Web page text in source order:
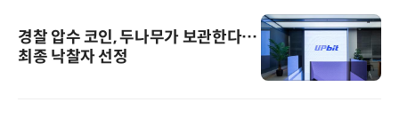
경찰 압수 코인, 두나무가 보관한다…
최종 낙찰자 선정